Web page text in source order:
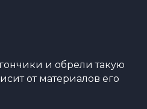
и обрели такую
от материалов его